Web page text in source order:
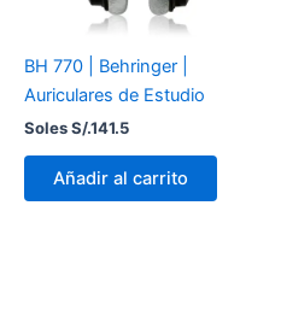
BH 770 | Behringer |
Auriculares de Estudio
Soles S/.141.5
Añadir al carrito